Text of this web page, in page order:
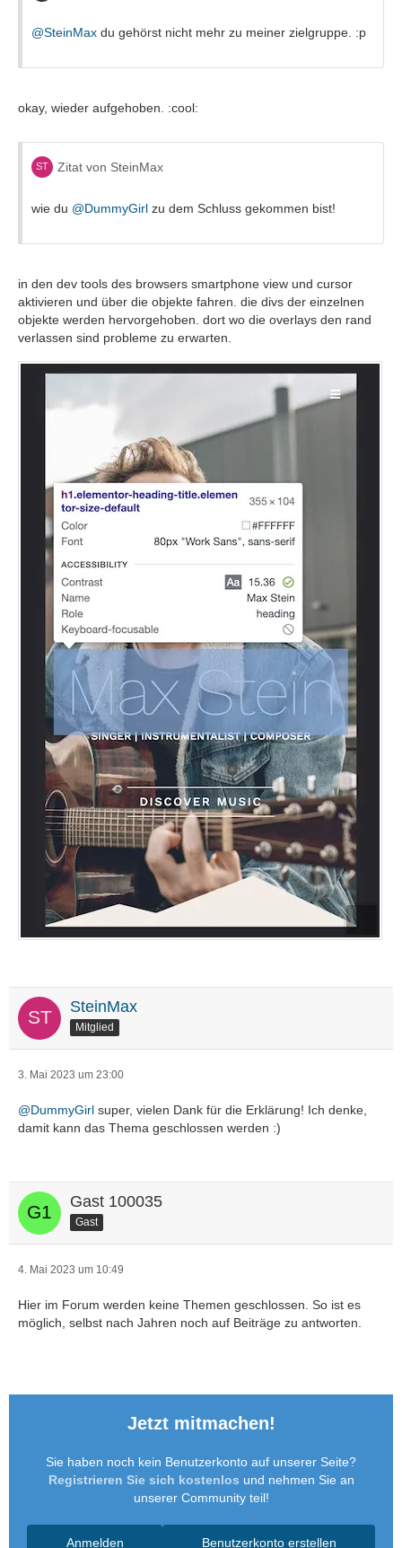
@SteinMax du gehörst nicht mehr zu meiner zielgruppe. :p
okay, wieder aufgehoben. :cool:
Zitat von SteinMax
wie du @DummyGirl zu dem Schluss gekommen bist!
in den dev tools des browsers smartphone view und cursor
aktivieren und über die objekte fahren. die divs der einzelnen
objekte werden hervorgehoben. dort wo die overlays den rand
verlassen sind probleme zu erwarten.
SteinMax
Mitglied
3. Mai 2023 um 23:00
@DummyGirl super, vielen Dank für die Erklärung! Ich denke,
damit kann das Thema geschlossen werden :)
Gast 100035
Gast
4. Mai 2023 um 10:49
Hier im Forum werden keine Themen geschlossen. So ist es
möglich, selbst nach Jahren noch auf Beiträge zu antworten.
Jetzt mitmachen!
Sie haben noch kein Benutzerkonto auf unserer Seite?
Registrieren Sie sich kostenlos und nehmen Sie an
unserer Community teil!
Benutzerkonto erstellen
Anmelden